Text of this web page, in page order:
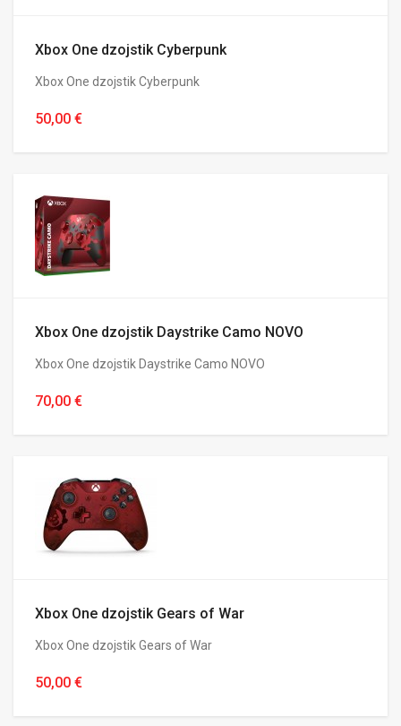
Xbox One dzojstik Cyberpunk
Xbox One dzojstik Cyberpunk
50,00 €
Xbox One dzojstik Daystrike Camo NOVO
Xbox One dzojstik Daystrike Camo NOVO
70,00 €
Xbox One dzojstik Gears of War
Xbox One dzojstik Gears of War
50,00 €